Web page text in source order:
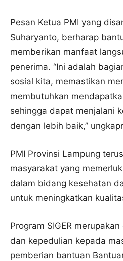
Pesan Ketua PMI yang
Suharyanto, berharap
memberikan manfaat
penerima. “Ini adalah
sosial kita, memastikan
membutuhkan
sehingga dapat menjalani
dengan lebih baik,”
PMI Provinsi Lampung
masyarakat yang
dalam bidang kesehatan
untuk meningkatkan
Program SIGER
dan kepedulian kepada
pemberian bantuan